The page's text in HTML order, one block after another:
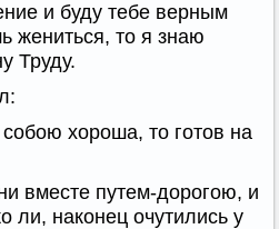
и буду тебе верным
жениться, то я знаю
Труду.
хороша, то готов на
вместе путем-дорогою, и
ли, наконец очутились у